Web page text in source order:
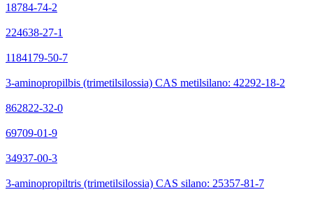
18784-74-2
224638-27-1
1184179-50-7
3-aminopropilbis (trimetilsilossia) CAS metilsilano: 42292-18-2
862822-32-0
69709-01-9
34937-00-3
3-aminopropiltris (trimetilsilossia) CAS silano: 25357-81-7